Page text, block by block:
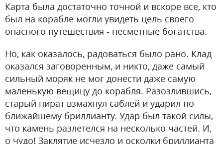
Карта была достаточно точной и вскоре все, кто
был на корабле могли увидеть цель своего
опасного путешествия - несметные богатства.
Но, как оказалось, радоваться было рано. Клад
оказался заговоренным, и никто, даже самый
сильный моряк не мог донести даже самую
маленькую вещицу до корабля. Разозлившись,
старый пират взмахнул саблей и ударил по
ближайшему бриллианту. Удар был такой силы,
что камень разлетелся на несколько частей. И,
о чудо! Заклятие исчезло и осколки бриллианта